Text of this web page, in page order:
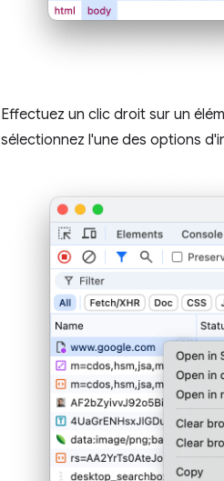
Effectuez un clic droit sur un
sélectionnez l'une des options